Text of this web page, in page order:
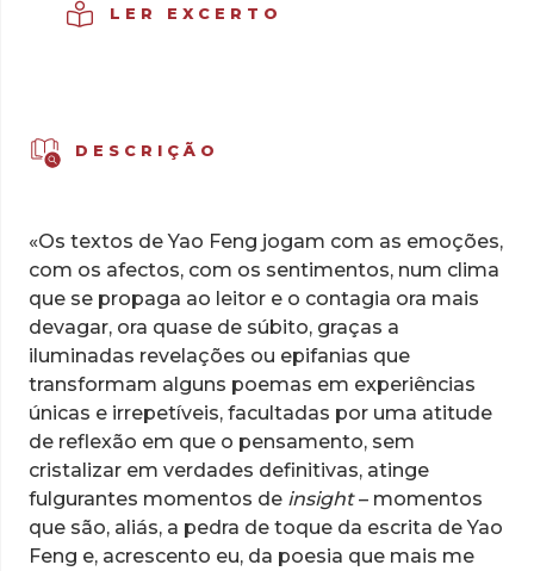
LER EXCERTO
DESCRIÇÃO
«Os textos de Yao Feng jogam com as emoções,
com os afectos, com os sentimentos, num clima
que se propaga ao leitor e o contagia ora mais
devagar, ora quase de súbito, graças a
iluminadas revelações ou epifanias que
transformam alguns poemas em experiências
únicas e irrepetíveis, facultadas por uma atitude
de reflexão em que o pensamento, sem
cristalizar em verdades definitivas, atinge
fulgurantes momentos de insight– momentos
que são, aliás, a pedra de toque da escrita de Yao
Feng e, acrescento eu, da poesia que mais me